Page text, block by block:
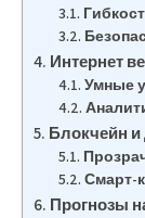
Интернет
Умные
Блокчейн
Смарт-
Прогнозы